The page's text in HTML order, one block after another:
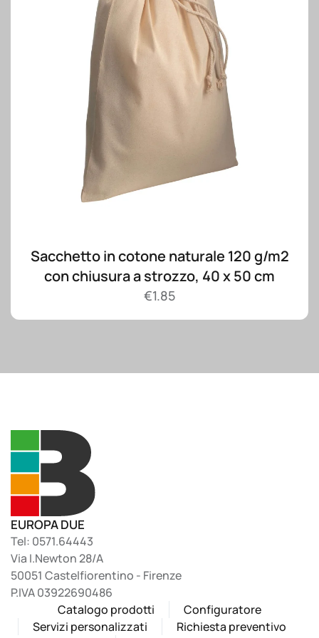
Sacchetto in cotone naturale 120 g/m2
con chiusura a strozzo, 40 x 50 cm
€1.85
EUROPA DUE
Tel: 0571.64443
Via I.Newton 28/A
50051 Castelfiorentino - Firenze
P.IVA 03922690486
Catalogo prodotti
Configuratore
Servizi personalizzati
Richiesta preventivo